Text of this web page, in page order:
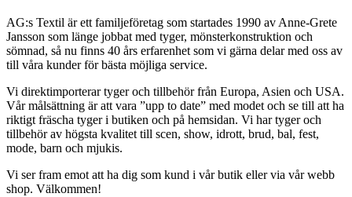
AG:s Textil är ett familjeföretag som startades 1990 av Anne-Grete
Jansson som länge jobbat med tyger, mönsterkonstruktion och
sömnad, så nu finns 40 års erfarenhet som vi gärna delar med oss av
till våra kunder för bästa möjliga service.
Vi direktimporterar tyger och tillbehör från Europa, Asien och USA.
Vår målsättning är att vara ”upp to date” med modet och se till att ha
riktigt fräscha tyger i butiken och på hemsidan. Vi har tyger och
tillbehör av högsta kvalitet till scen, show, idrott, brud, bal, fest,
mode, barn och mjukis.
Vi ser fram emot att ha dig som kund i vår butik eller via vår webb
shop. Välkommen!